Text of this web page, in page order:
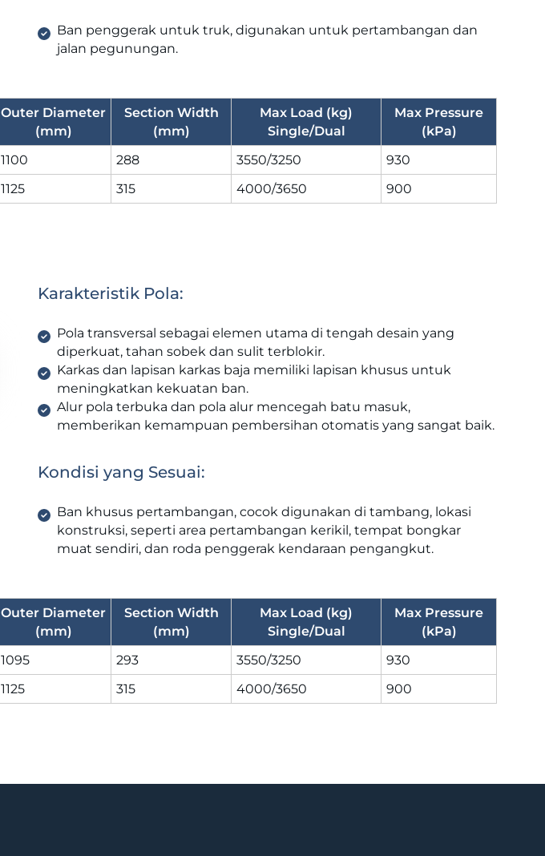
Ban penggerak untuk truk, digunakan untuk pertambangan dan
jalan pegunungan.
Outer Diameter
(mm)
Section Width
(mm)
Max Load (kg)
Single/Dual
Max Pressure
(kPa)
1100 288 3550/3250
930
1125 315 4000/3650 900
Karakteristik Pola:
Pola transversal sebagai elemen utama di tengah desain yang
diperkuat, tahan sobek dan sulit terblokir.
Karkas dan lapisan karkas baja memiliki lapisan khusus untuk
meningkatkan kekuatan ban.
Alur pola terbuka dan pola alur mencegah batu masuk,
memberikan kemampuan pembersihan otomatis yang sangat baik.
Kondisi yang Sesuai:
Ban khusus pertambangan, cocok digunakan di tambang, lokasi
konstruksi, seperti area pertambangan kerikil, tempat bongkar
muat sendiri, dan roda penggerak kendaraan pengangkut.
Outer Diameter
(mm)
Section Width
(mm)
Max Load (kg)
Single/Dual
Max Pressure
(kPa)
1095 293 3550/3250
930
1125 315 4000/3650 900